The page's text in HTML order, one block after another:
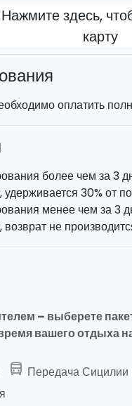
Нажмите здесь,
карту
оплатить
более чем за 3
удерживается 30% от
менее чем за 3
возврат не
– выберете
вашего отдыха
directions_bus_filled Передача